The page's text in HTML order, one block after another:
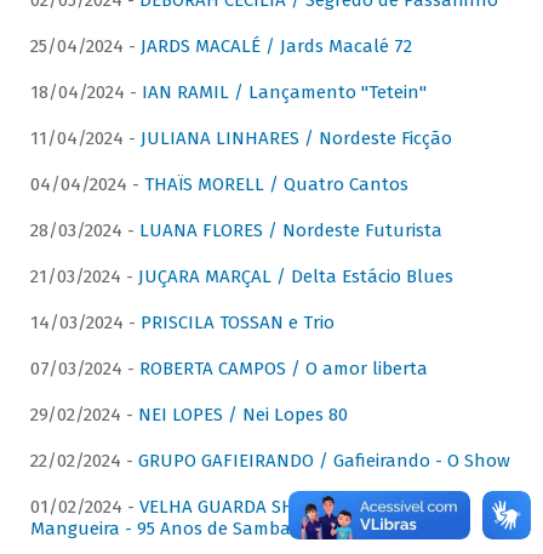
25/04/2024 - JARDS MACALÉ / Jards Macalé 72
18/04/2024 - IAN RAMIL / Lançamento "Tetein"
11/04/2024 - JULIANA LINHARES / Nordeste Ficção
04/04/2024 - THAÏS MORELL / Quatro Cantos
28/03/2024 - LUANA FLORES / Nordeste Futurista
21/03/2024 - JUÇARA MARÇAL / Delta Estácio Blues
14/03/2024 - PRISCILA TOSSAN e Trio
07/03/2024 - ROBERTA CAMPOS / O amor liberta
29/02/2024 - NEI LOPES / Nei Lopes 80
22/02/2024 - GRUPO GAFIEIRANDO / Gafieirando - O Show
01/02/2024 - VELHA GUARDA SHOW DA MANGUEIRA /
Mangueira - 95 Anos de Samba